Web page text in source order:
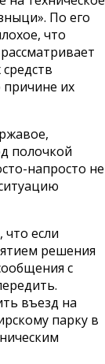
По его
что
их
полочкой
напросто не
если
решения
с
въезд на
парку в